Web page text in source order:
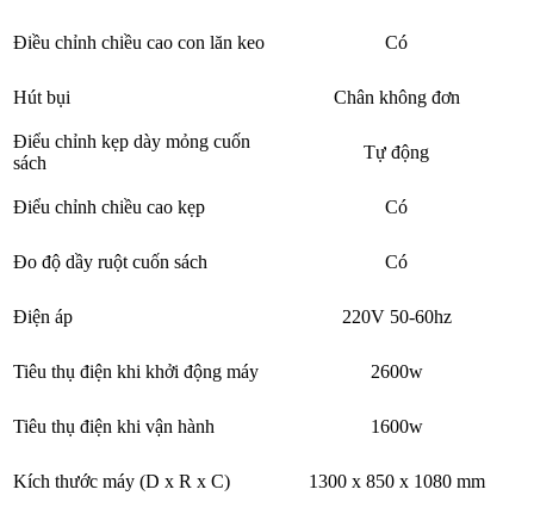
Điều chỉnh chiều cao con lăn keo Có
Hút bụi Chân không đơn
Điểu chỉnh kẹp dày mỏng cuốn
sách
Tự động
Điểu chỉnh chiều cao kẹp Có
Đo độ dầy ruột cuốn sách Có
Điện áp 220V 50-60hz
Tiêu thụ điện khi khởi động máy 2600w
Tiêu thụ điện khi vận hành 1600w
Kích thước máy (D x R x C) 1300 x 850 x 1080 mm